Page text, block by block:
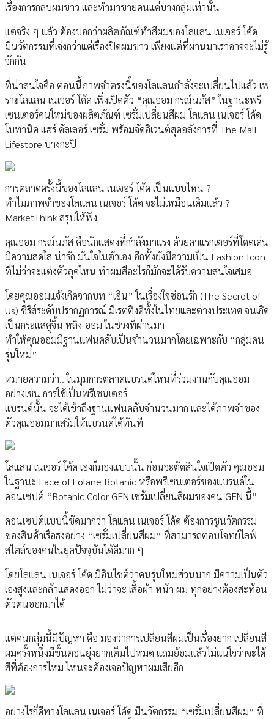
เรื่องการกลบผมขาว และทำมาขายคนแค่บางกลุ่มเท่านั้น
แต่จริง ๆ แล้ว ต้องบอกว่าผลิตภัณฑ์ทำสีผมของโลแลน เนเจอร์ โค้ด
มีนวัตกรรมที่เจ๋งกว่าแค่เรื่องปิดผมขาว เพียงแต่ที่ผ่านมาเราอาจจะไม่รู้
จักกัน
ที่น่าสนใจคือ ตอนนี้ภาพจำตรงนี้ของโลแลนกำลังจะเปลี่ยนไปแล้ว เพ
ราะโลแลน เนเจอร์ โค้ด เพิ่งเปิดตัว “คุณออม กรณ์นภัส” ในฐานะพรี
เซนเตอร์คนใหม่ของผลิตภัณฑ์ เซรั่มเปลี่ยนสีผม โลแลน เนเจอร์ โค้ด
โบทานิค แฮร์ คัลเลอร์ เซรั่ม พร้อมจัดอิเวนต์สุดอลังการที่ The Mall
Lifestore บางกะปิ
การตลาดครั้งนี้ของโลแลน เนเจอร์ โค้ด เป็นแบบไหน ?
ทำไมภาพจำของโลแลน เนเจอร์ โค้ด จะไม่เหมือนเดิมแล้ว ?
MarketThink สรุปให้ฟัง
คุณออม กรณ์นภัส คือนักแสดงที่กำลังมาแรง ด้วยคาแรกเตอร์ที่โดดเด่น
มีความสดใส น่ารัก มั่นใจในตัวเอง อีกทั้งยังมีความเป็น Fashion Icon
ที่ไม่ว่าจะแต่งตัวลุคไหน ทำผมสีอะไรก็มักจะได้รับความสนใจเสมอ
โดยคุณออมแจ้งเกิดจากบท “เอิน” ในเรื่องใจซ่อนรัก (The Secret of
Us) ซีรีส์ระดับปรากฏการณ์ มีเรตติงดีทั้งในไทยและต่างประเทศ จนเกิด
เป็นกระแสคู่จิ้น หลิง-ออม ในช่วงที่ผ่านมา
ทำให้คุณออมมีฐานแฟนคลับเป็นจำนวนมากโดยเฉพาะกับ “กลุ่มคน
รุ่นใหม่”
หมายความว่า.. ในมุมการตลาดแบรนด์ไหนที่ร่วมงานกับคุณออม
อย่างเช่น การใช้เป็นพรีเซนเตอร์
แบรนด์นั้น จะได้เข้าถึงฐานแฟนคลับจำนวนมาก และได้ภาพจำของ
ตัวคุณออมมาเสริมให้แบรนด์ได้ทันที
โลแลน เนเจอร์ โค้ด เองก็มองแบบนั้น ก่อนจะตัดสินใจเปิดตัว คุณออม
ในฐานะ Face of Lolane Botanic หรือพรีเซนเตอร์ของแบรนด์ใน
คอนเซปต์ “Botanic Color GEN เซรั่มเปลี่ยนสีผมของคน GEN นี้”
คอนเซปต์แบบนี้ชัดมากว่า โลแลน เนเจอร์ โค้ด ต้องการชูนวัตกรรม
ของสินค้าเรือธงอย่าง “เซรั่มเปลี่ยนสีผม” ที่สามารถตอบโจทย์ไลฟ์
สไตล์ของคนในยุคปัจจุบันได้ดีมาก ๆ
โดยโลแลน เนเจอร์ โค้ด มีอินไซต์ว่าคนรุ่นใหม่ส่วนมาก มีความเป็นตัว
เองสูงและกล้าแสดงออก ไม่ว่าจะ เสื้อผ้า หน้า ผม ทุกอย่างต้องสะท้อน
ตัวตนออกมาได้
แต่คนกลุ่มนี้มีปัญหา คือ มองว่าการเปลี่ยนสีผมเป็นเรื่องยาก เปลี่ยนสี
ผมครั้งหนึ่งมีขั้นตอนยุ่งยากเต็มไปหมด แถมย้อมแล้วไม่แน่ใจว่าจะได้
สีที่ต้องการไหม ไหนจะต้องเจอปัญหาผมเสียอีก
อย่างไรก็ดีทางโลแลน เนเจอร์ โค้ด มีนวัตกรรม “เซรั่มเปลี่ยนสีผม” ที่